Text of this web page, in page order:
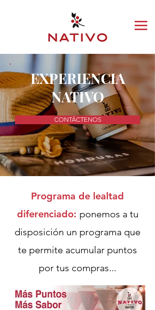
EXPERIENCIA
NATIVO
CONTÁCTENOS
Programa de lealtad
diferenciado: ponemos a tu
disposición un programa que
te permite acumular puntos
por tus compras...